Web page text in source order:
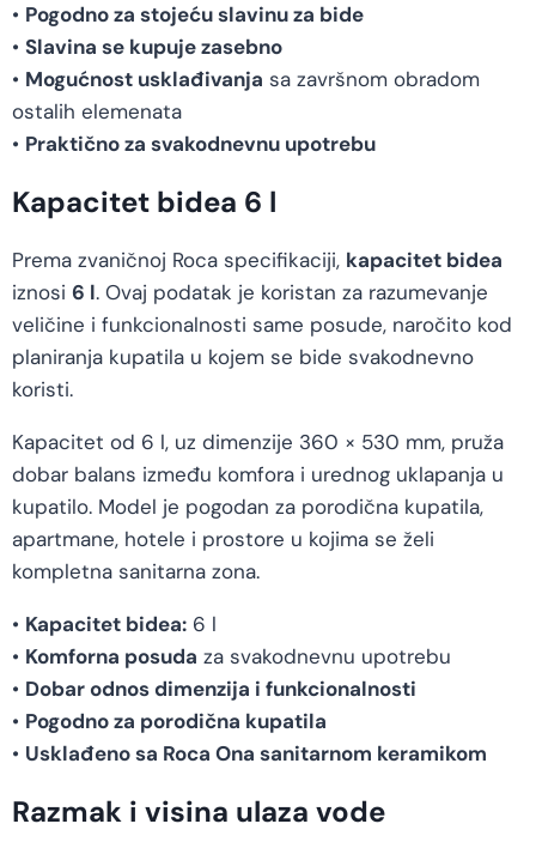
• Pogodno za stojeću slavinu za bide
• Slavina se kupuje zasebno
• Mogućnost usklađivanja sa završnom obradom
ostalih elemenata
• Praktično za svakodnevnu upotrebu
Kapacitet bidea 6 l
Prema zvaničnoj Roca specifikaciji, kapacitet bidea
iznosi 6 l. Ovaj podatak je koristan za razumevanje
veličine i funkcionalnosti same posude, naročito kod
planiranja kupatila u kojem se bide svakodnevno
koristi.
Kapacitet od 6 l, uz dimenzije 360 × 530 mm, pruža
dobar balans između komfora i urednog uklapanja u
kupatilo. Model je pogodan za porodična kupatila,
apartmane, hotele i prostore u kojima se želi
kompletna sanitarna zona.
• Kapacitet bidea: 6 l
• Komforna posuda za svakodnevnu upotrebu
• Dobar odnos dimenzija i funkcionalnosti
• Pogodno za porodična kupatila
• Usklađeno sa Roca Ona sanitarnom keramikom
Razmak i visina ulaza vode